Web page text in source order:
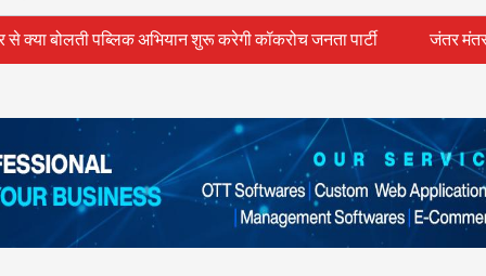
शुरू करेगी कॉकरोच जनता पार्टी जंतर मंतर पर खाना खिलाने वाले जुनैद